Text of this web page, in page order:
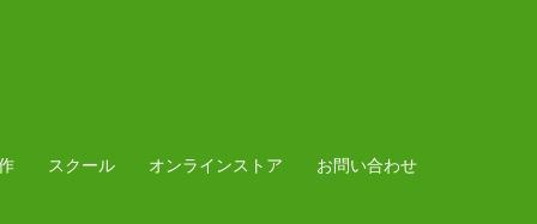
スクール オンラインストア お問い合わせ